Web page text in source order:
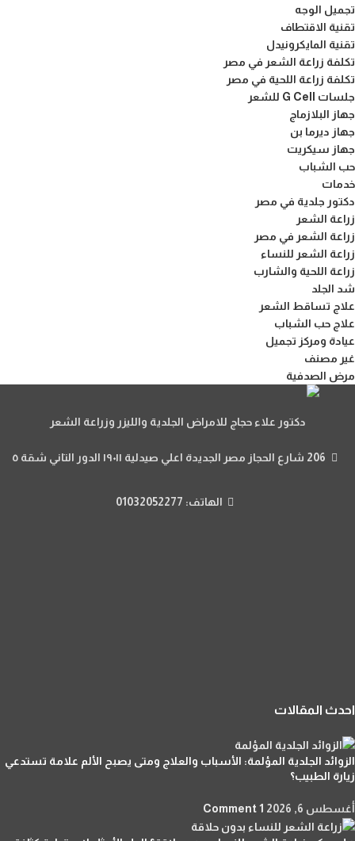
تجميل الوجه
تقنية الاقتطاف
تقنية المايكرونيدل
تكلفة زراعة الشعر في مصر
تكلفة زراعة اللحية في مصر
جلسات G Cell للشعر
جهاز البلازماج
جهاز ديرما بن
جهاز سيكريت
حب الشباب
خدمات
دكتور جلدية في مصر
زراعة الشعر
زراعة الشعر في مصر
زراعة الشعر للنساء
زراعة اللحية والشارب
شد الجلد
علاج تساقط الشعر
علاج حب الشباب
عيادة ومركز تجميل
غير مصنف
مرض الصدفية
دكتور علاء حجاج للامراض الجلدية والليزر وزراعة الشعر
الهاتف: 01032052277
احدث المقالات
الزوائد الجلدية المؤلمة: الأسباب والعلاج ومتى يصبح الألم علامة تستدعي
زيارة الطبيب؟
أغسطس 6, 2026 1 Comment